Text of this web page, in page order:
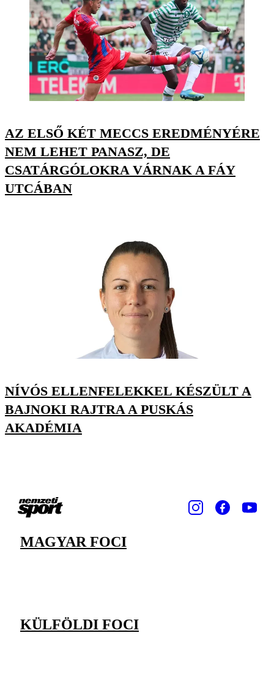
AZ ELSŐ KÉT MECCS EREDMÉNYÉRE
NEM LEHET PANASZ, DE
CSATÁRGÓLOKRA VÁRNAK A FÁY
UTCÁBAN
NÍVÓS ELLENFELEKKEL KÉSZÜLT A
BAJNOKI RAJTRA A PUSKÁS
AKADÉMIA
MAGYAR FOCI
KÜLFÖLDI FOCI